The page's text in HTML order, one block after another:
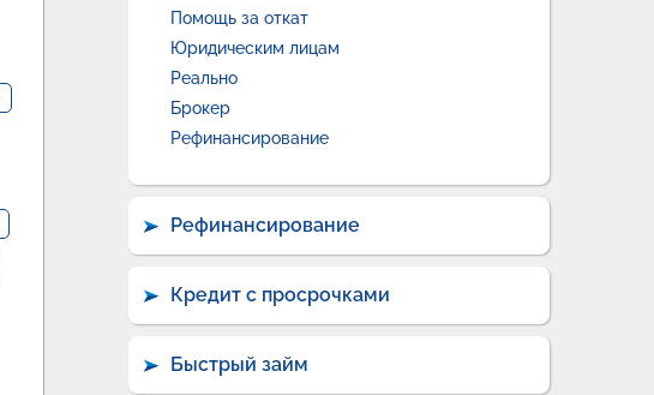
Помощь за откат
Юридическим лицам
Реально
Брокер
Рефинансирование
Рефинансирование
Кредит с просрочками
Быстрый займ